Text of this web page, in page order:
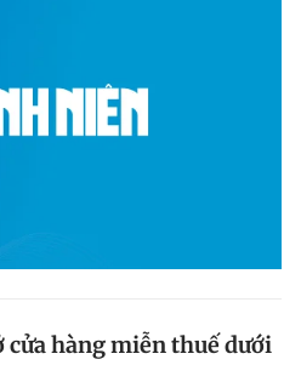
cửa hàng miễn thuế dưới